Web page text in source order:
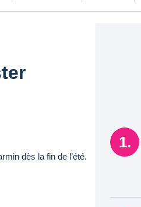
dès la fin de l’été.